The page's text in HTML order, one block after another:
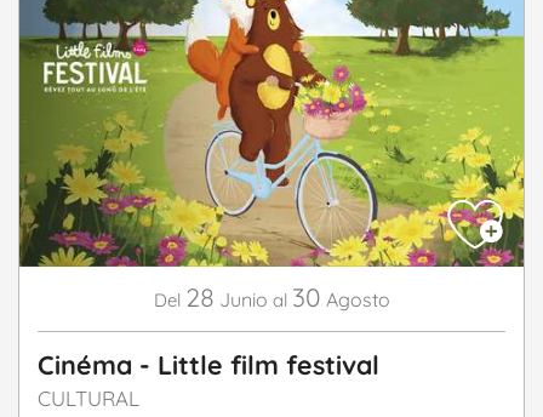
Del 28 Junio al 30 Agosto
Cinéma - Little film festival
CULTURAL